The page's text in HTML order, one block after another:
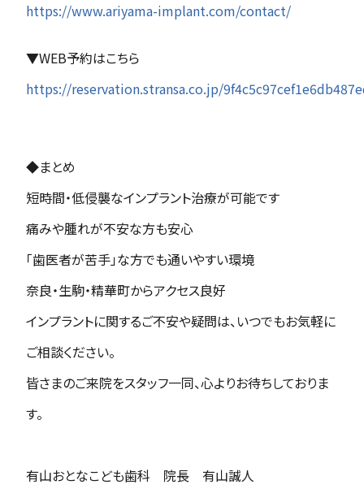
https://www.ariyama-implant.com/contact/
▼WEB予約はこちら
https://reservation.stransa.co.jp/
◆まとめ
短時間・低侵襲なインプラント治療が可能です
痛みや腫れが不安な方も安心
「歯医者が苦手」な方でも通いやすい環境
奈良・生駒・精華町からアクセス良好
インプラントに関するご不安や疑問は、いつでもお気軽に
ご相談ください。
皆さまのご来院をスタッフ一同、心よりお待ちしておりま
す。
有山おとなこども歯科 院長 有山誠人